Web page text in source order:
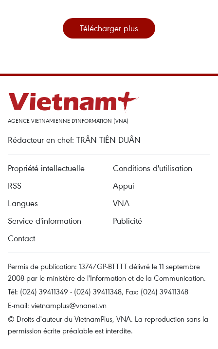
Télécharger plus
AGENCE VIETNAMIENNE D'INFORMATION (VNA)
Rédacteur en chef: TRÂN TIÊN DUÂN
Propriété intellectuelle
Conditions d'utilisation
RSS
Appui
Langues
VNA
Service d'information
Publicité
Contact
Permis de publication: 1374/GP-BTTTT délivré le 11 septembre
2008 par le ministère de l'Information et de la Communication.
Tél: (024) 39411349 - (024) 39411348, Fax: (024) 39411348
E-mail: vietnamplus@vnanet.vn
© Droits d'auteur du VietnamPlus, VNA. La reproduction sans la
permission écrite préalable est interdite.